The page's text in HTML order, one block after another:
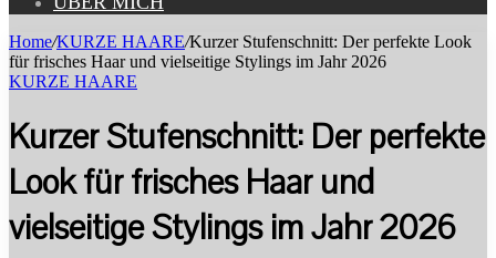
Home/KURZE HAARE/Kurzer Stufenschnitt: Der perfekte Look
für frisches Haar und vielseitige Stylings im Jahr 2026
KURZE HAARE
Kurzer Stufenschnitt: Der perfekte
Look für frisches Haar und
vielseitige Stylings im Jahr 2026